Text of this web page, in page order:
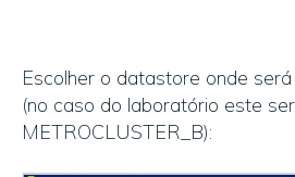
Escolher o datastore onde
(no caso do laboratório este
METROCLUSTER_B):